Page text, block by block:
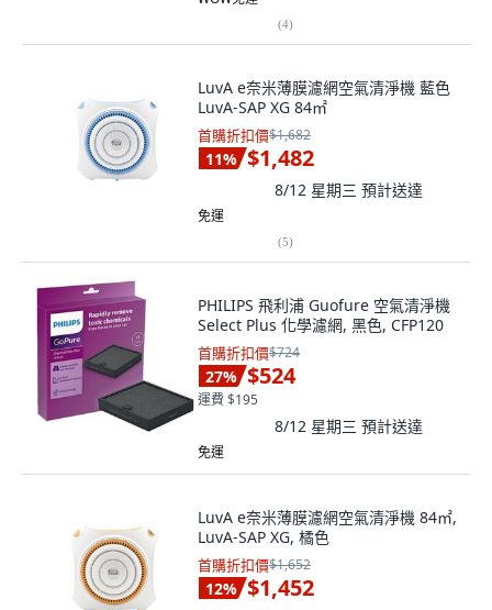
(4)
LuvA e奈米薄膜濾網空氣清淨機 藍色
LuvA-SAP XG 84㎡
首購折扣價$1,682
11% $1,482
8/12 星期三 預計送達
免運
(5)
PHILIPS 飛利浦 Guofure 空氣清淨機
Select Plus 化學濾網, 黑色, CFP120
首購折扣價$724
27% $524
運費 $195
8/12 星期三 預計送達
免運
LuvA e奈米薄膜濾網空氣清淨機 84㎡,
LuvA-SAP XG, 橘色
首購折扣價$1,652
12% $1,452